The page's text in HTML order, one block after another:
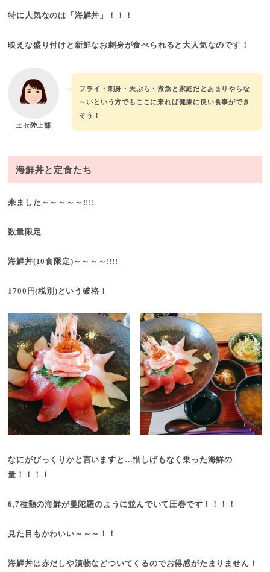
特に人気なのは「海鮮丼」！！！
映えな盛り付けと新鮮なお刺身が食べられると大人気なのです！
エセ陸上部
フライ・刺身・天ぷら・煮魚と家庭だとあまりやらな
～いという方でもここに来れば健康に良い食事ができ
そう！
海鮮丼と定食たち
来ました～～～～～!!!!
数量限定
海鮮丼(10食限定)～～～～!!!!
1700円(税別)という破格！
なにがびっくりかと言いますと…惜しげもなく乗った海鮮の
量！！！！
6,7種類の海鮮が曼陀羅のように並んでいて圧巻です！！！！
見た目もかわいい～～～！！
海鮮丼は赤だしや漬物などついてくるのでお得感がたまりません！